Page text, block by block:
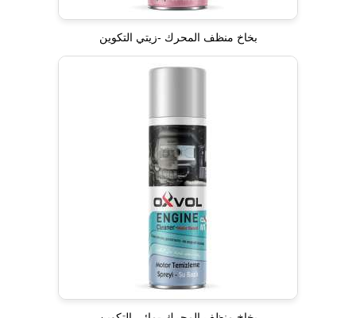
بخاخ منظف المحرك -زيتي التكوين